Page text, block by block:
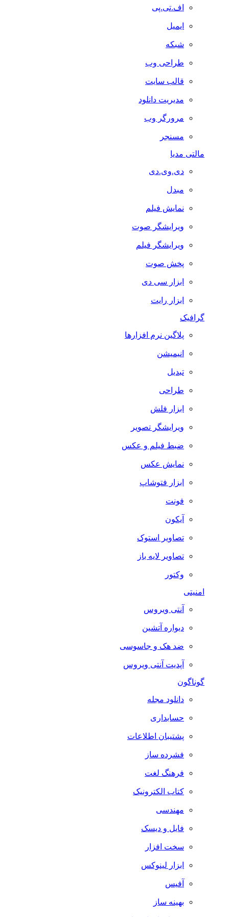
اف.تی.پی
ایمیل
شبکه
طراحی وب
قالب سایت
مدیریت دانلود
مرورگر وب
مسنجر
مالتی مدیا
دی.وی.دی
مبدل
نمایش فیلم
ویرایشگر صوت
ویرایشگر فیلم
پخش صوت
ابزار سی دی
ابزار رایت
گرافیک
پلاگین نرم افزارها
انیمیشن
تبدیل
طراحی
ابزار فلش
ویرایشگر تصویر
ضبط فيلم و عكس
نمایش عکس
ابزار فتوشاپ
فونت
آیکون
تصاویر استوک
تصاویر لایه باز
وکتور
امنیتی
آنتی ویروس
دیواره آتشین
ضد هک و جاسوسی
آپدیت آنتی ویروس
گوناگون
دانلود مجله
حسابداری
پشتیبان اطلاعات
فشرده ساز
فرهنگ لغت
کتاب الکترونیک
مهندسی
فایل و دیسک
سخت افزار
ابزار لینوکس
آفیس
بهینه ساز